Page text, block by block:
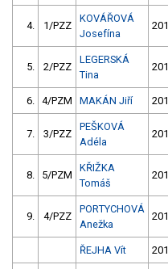
4. 1/PZZ
KOVÁŘOVÁ
Josefína
5. 2/PZZ
LEGERSKÁ
Tina
6. 4/PZM MAKÁN Jiří
7. 3/PZZ
PEŠKOVÁ
Adéla
8. 5/PZM
KŘIŽKA
Tomáš
9. 4/PZZ
PORTYCHOVÁ
Anežka
ŘEJHA Vít